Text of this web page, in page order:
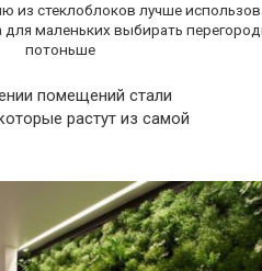
из стеклоблоков лучше
маленьких выбирать
потоньше
помещений стали
растут из самой